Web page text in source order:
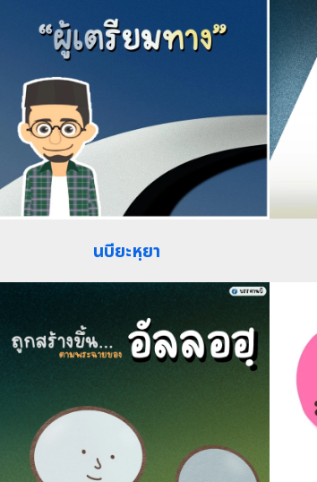
นบียะหฺยา